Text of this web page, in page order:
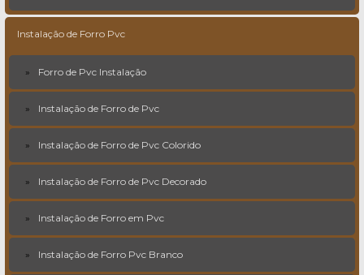
Instalação de Forro Pvc
Forro de Pvc Instalação
Instalação de Forro de Pvc
Instalação de Forro de Pvc Colorido
Instalação de Forro de Pvc Decorado
Instalação de Forro em Pvc
Instalação de Forro Pvc Branco